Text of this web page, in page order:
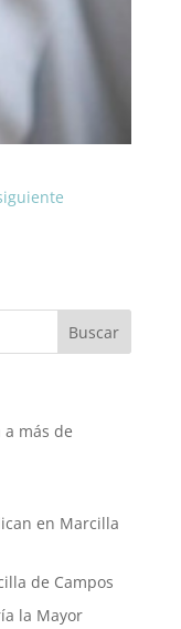
más de
en Marcilla
de Campos
la Mayor